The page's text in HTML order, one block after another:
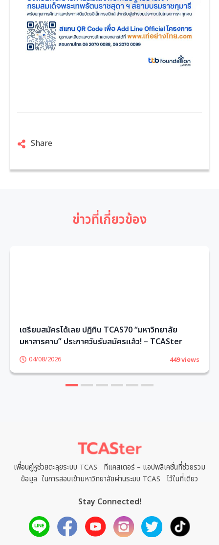
Share
ข่าวที่เกี่ยวข้อง
เตรียมสมัครได้เลย ปฏิทิน TCAS70 “มหาวิทยาลัย
มหาสารคาม” ประกาศวันรับสมัครแล้ว! – TCASter
04/08/2026 449 views
3 4 5 6
เพื่อนคู่หูช่วยตะลุยระบบ TCAS ทีแคสเตอร์ – แอปพลิเคชั่นที่ช่วยรวม
ข้อมูล ในการสอบเข้ามหาวิทยาลัยผ่านระบบ TCAS ไว้ในที่เดียว
Stay Connected!